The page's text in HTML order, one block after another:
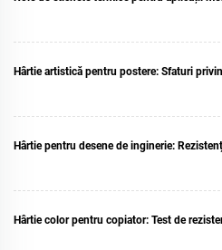
Hârtie artistică pentru postere: Sfaturi
Hârtie pentru desene de inginerie:
Hârtie color pentru copiator: Test de